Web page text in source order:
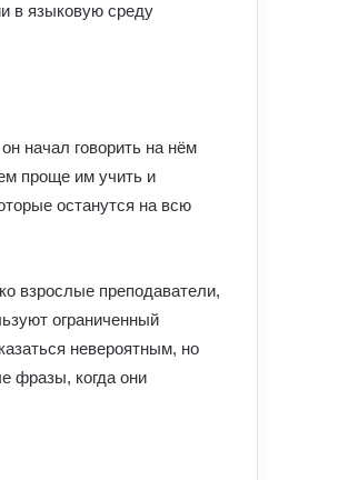
в языковую среду
начал говорить на нём
проще им учить и
останутся на всю
взрослые преподаватели,
ограниченный
невероятным, но
фразы, когда они
через удар РФ стався
хімічної речовини: